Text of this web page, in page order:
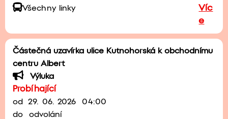
Všechny linky
Víc
e
Částečná uzavírka ulice Kutnohorská k obchodnímu
centru Albert
Výluka
Probíhající
od 29. 06. 2026
04:00
do
odvolání